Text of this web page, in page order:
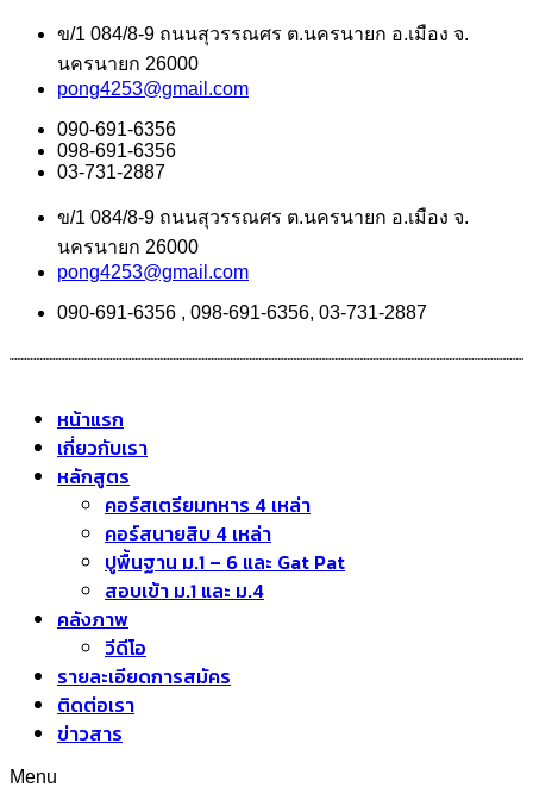
ข/1 084/8-9 ถนนสุวรรณศร ต.นครนายก อ.เมือง จ.
นครนายก 26000
pong4253@gmail.com
090-691-6356
098-691-6356
03-731-2887
ข/1 084/8-9 ถนนสุวรรณศร ต.นครนายก อ.เมือง จ.
นครนายก 26000
pong4253@gmail.com
090-691-6356 , 098-691-6356, 03-731-2887
หน้าแรก
เกี่ยวกับเรา
หลักสูตร
คอร์สเตรียมทหาร 4 เหล่า
คอร์สนายสิบ 4 เหล่า
ปูพื้นฐาน ม.1 – 6 และ Gat Pat
สอบเข้า ม.1 และ ม.4
คลังภาพ
วีดีโอ
รายละเอียดการสมัคร
ติดต่อเรา
ข่าวสาร
Menu